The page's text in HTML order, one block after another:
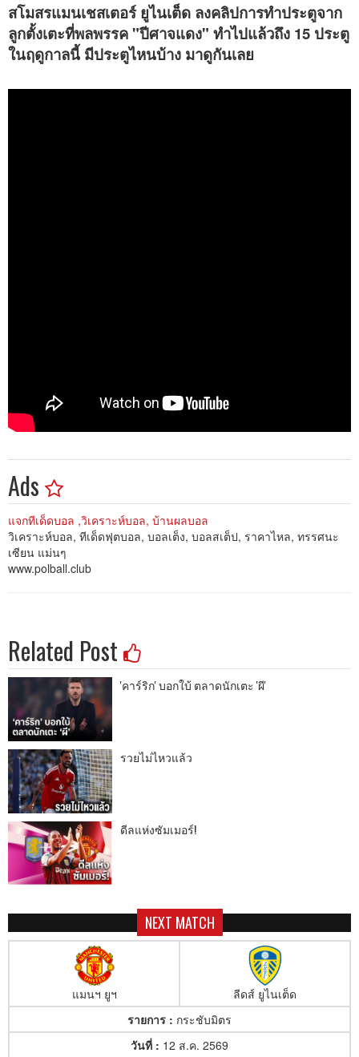
สโมสรแมนเชสเตอร์ ยูไนเต็ด ลงคลิปการทำประตูจาก
ลูกตั้งเตะที่พลพรรค "ปีศาจแดง" ทำไปแล้วถึง 15 ประตู
ในฤดูกาลนี้ มีประตูไหนบ้าง มาดูกันเลย
Ads
แจกทีเด็ดบอล ,วิเคราะห์บอล, บ้านผลบอล
วิเคราะห์บอล, ทีเด็ดฟุตบอล, บอลเต็ง, บอลสเต็ป, ราคาไหล, ทรรศนะ
เซียน แม่นๆ
www.polball.club
Related Post
'คาร์ริก' บอกใบ้ ตลาดนักเตะ 'ผี'
รวยไม่ไหวแล้ว
ดีลแห่งซัมเมอร์!
NEXT MATCH
แมนฯ ยูฯ
ลีดส์ ยูไนเต็ด
รายการ : กระชับมิตร
วันที่ : 12 ส.ค. 2569